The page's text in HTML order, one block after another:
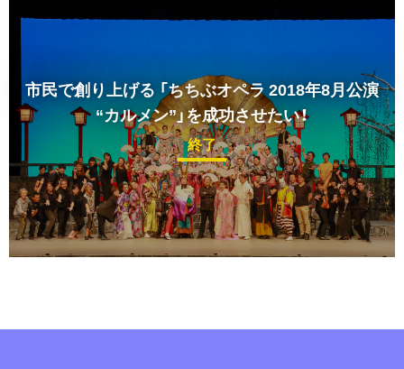
市民で創り上げる 「ちちぶオペラ 2018年8月公演
“カルメン”」を成功させたい！
終了